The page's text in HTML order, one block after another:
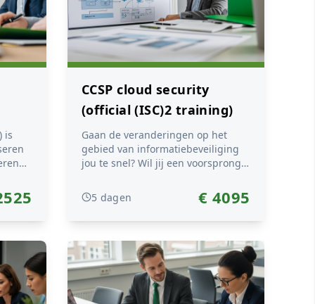
is
een
CCSP cloud security
(official (ISC)2 training)
Gaan de veranderingen op het
gebied van informatiebeveiliging
jou te snel? Wil jij een voorsprong
voorkomen? Voorheen werd alle
informatie op het eigen netwerk en
binnen de eigen serverruimte
die informatie vaak op locaties
buiten de deur. Deze verandering
vraagt om een nieuwe manier van
kijken naar beveiliging en het ...
5 dagen € 4095